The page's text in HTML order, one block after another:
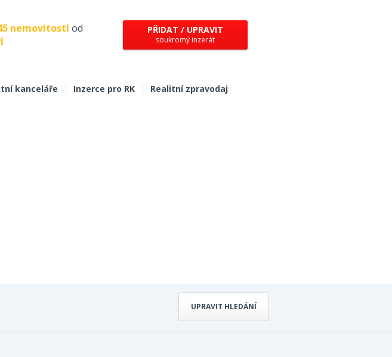
nemovitostíod
PŘIDAT / UPRAVIT
soukromý inzerát
kanceláře | Inzerce pro RK | Realitní zpravodaj
UPRAVIT HLEDÁNÍ